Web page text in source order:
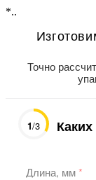
*..
Точно
1/3
Длина, мм*